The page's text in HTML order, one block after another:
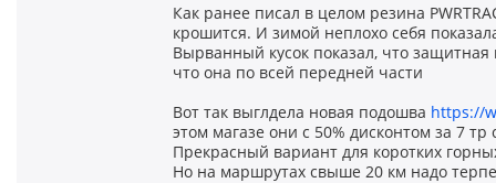
Как ранее писал в целом резина
крошится. И зимой неплохо себя
Вырванный кусок показал, что защитная
что она по всей передней части
Вот так выглдела новая подошва https://
этом магазе они с 50% дисконтом за 7 тр
Прекрасный вариант для коротких
Но на маршрутах свыше 20 км надо